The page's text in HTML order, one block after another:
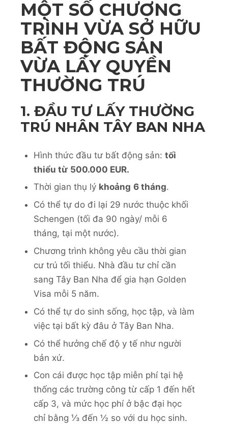
MỘT SỐ CHƯƠNG
TRÌNH VỪA SỞ HỮU
BẤT ĐỘNG SẢN
VỪA LẤY QUYỀN
THƯỜNG TRÚ
1. ĐẦU TƯ LẤY THƯỜNG
TRÚ NHÂN TÂY BAN NHA
Hình thức đầu tư bất động sản: tối
thiểu từ 500.000 EUR.
Thời gian thụ lý khoảng 6 tháng.
Có thể tự do đi lại 29 nước thuộc khối
Schengen (tối đa 90 ngày/ mỗi 6
tháng, tại một nước).
Chương trình không yêu cầu thời gian
cư trú tối thiểu. Nhà đầu tư chỉ cần
sang Tây Ban Nha để gia hạn Golden
Visa mỗi 5 năm.
Có thể tự do sinh sống, học tập, và làm
việc tại bất kỳ đâu ở Tây Ban Nha.
Có thể hưởng chế độ y tế như người
bản xứ.
Con cái được học tập miễn phí tại hệ
thống các trường công từ cấp 1 đến hết
cấp 3, và mức học phí ở bậc đại học
chỉ bằng ⅓ đến ½ so với du học sinh.